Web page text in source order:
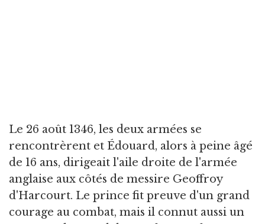
Le 26 août 1346, les deux armées se
rencontrèrent et Édouard, alors à peine âgé
de 16 ans, dirigeait l'aile droite de l'armée
anglaise aux côtés de messire Geoffroy
d'Harcourt. Le prince fit preuve d'un grand
courage au combat, mais il connut aussi un